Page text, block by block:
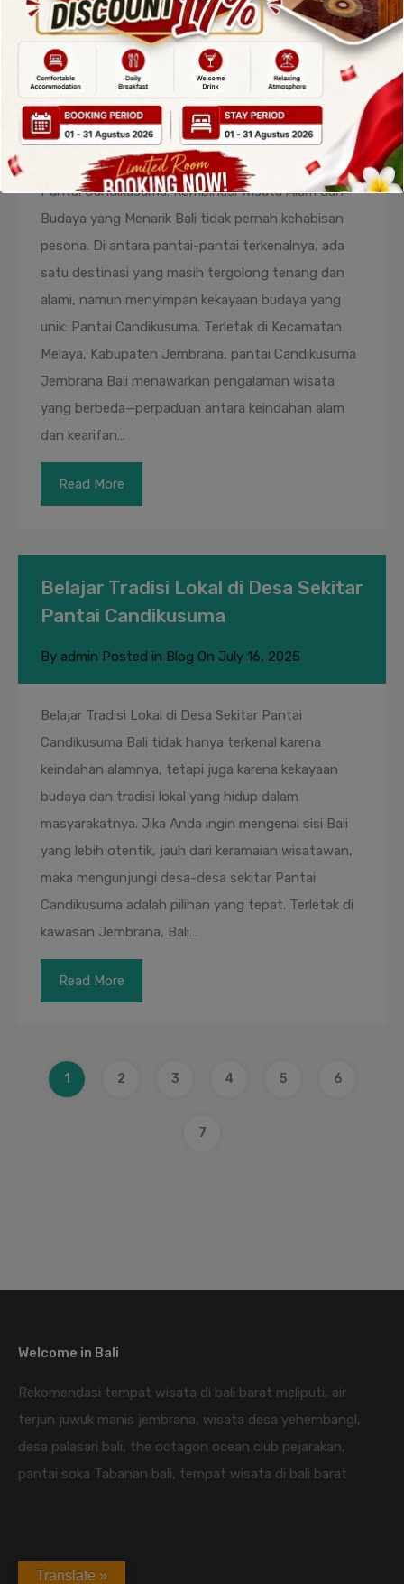
Pantai Candikusuma: Kombinasi
Wisata Alam dan Budaya yang
Menarik
By adminPosted in BlogOn July 19, 2025
Pantai Candikusuma: Kombinasi Wisata Alam dan
Budaya yang Menarik Bali tidak pernah kehabisan
pesona. Di antara pantai-pantai terkenalnya, ada
satu destinasi yang masih tergolong tenang dan
alami, namun menyimpan kekayaan budaya yang
unik: Pantai Candikusuma. Terletak di Kecamatan
Melaya, Kabupaten Jembrana, pantai Candikusuma
Jembrana Bali menawarkan pengalaman wisata
yang berbeda—perpaduan antara keindahan alam
dan kearifan…
Read More
Belajar Tradisi Lokal di Desa Sekitar
Pantai Candikusuma
By admin Posted in Blog On July 16, 2025
Belajar Tradisi Lokal di Desa Sekitar Pantai
Candikusuma Bali tidak hanya terkenal karena
keindahan alamnya, tetapi juga karena kekayaan
budaya dan tradisi lokal yang hidup dalam
masyarakatnya. Jika Anda ingin mengenal sisi Bali
yang lebih otentik, jauh dari keramaian wisatawan,
maka mengunjungi desa-desa sekitar Pantai
Candikusuma adalah pilihan yang tepat. Terletak di
kawasan Jembrana, Bali…
Read More
1 2 3 4 5 6
7
Welcome in Bali
Rekomendasi tempat wisata di bali barat meliputi, air
terjun juwuk manis jembrana, wisata desa yehembangl,
desa palasari bali, the octagon ocean club pejarakan,
pantai soka Tabanan bali, tempat wisata di bali barat
Translate »